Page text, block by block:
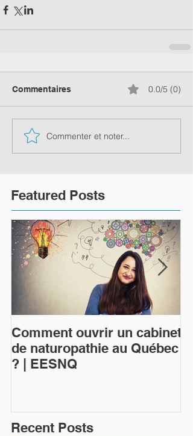
Commentaires 0.0/5 (0)
Commenter et noter...
Featured Posts
Comment ouvrir un cabinet
de naturopathie au Québec
? | EESNQ
Recent Posts